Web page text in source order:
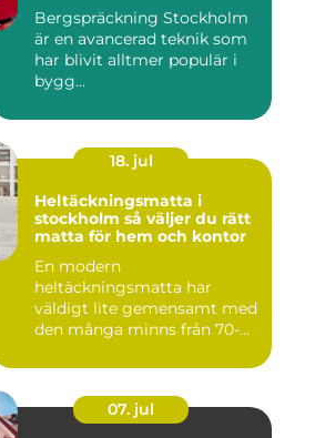
Bergspräckning Stockholm
är en avancerad teknik som
har blivit alltmer populär i
bygg...
18. jul
Heltäckningsmatta i
stockholm så väljer du rätt
matta för hem och kontor
En modern
heltäckningsmatta har
väldigt lite gemensamt med
den många minns från 70-
07. jul